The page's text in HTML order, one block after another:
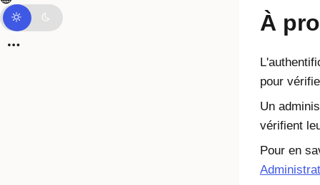
À
pour
Un
vérifient
Pour en